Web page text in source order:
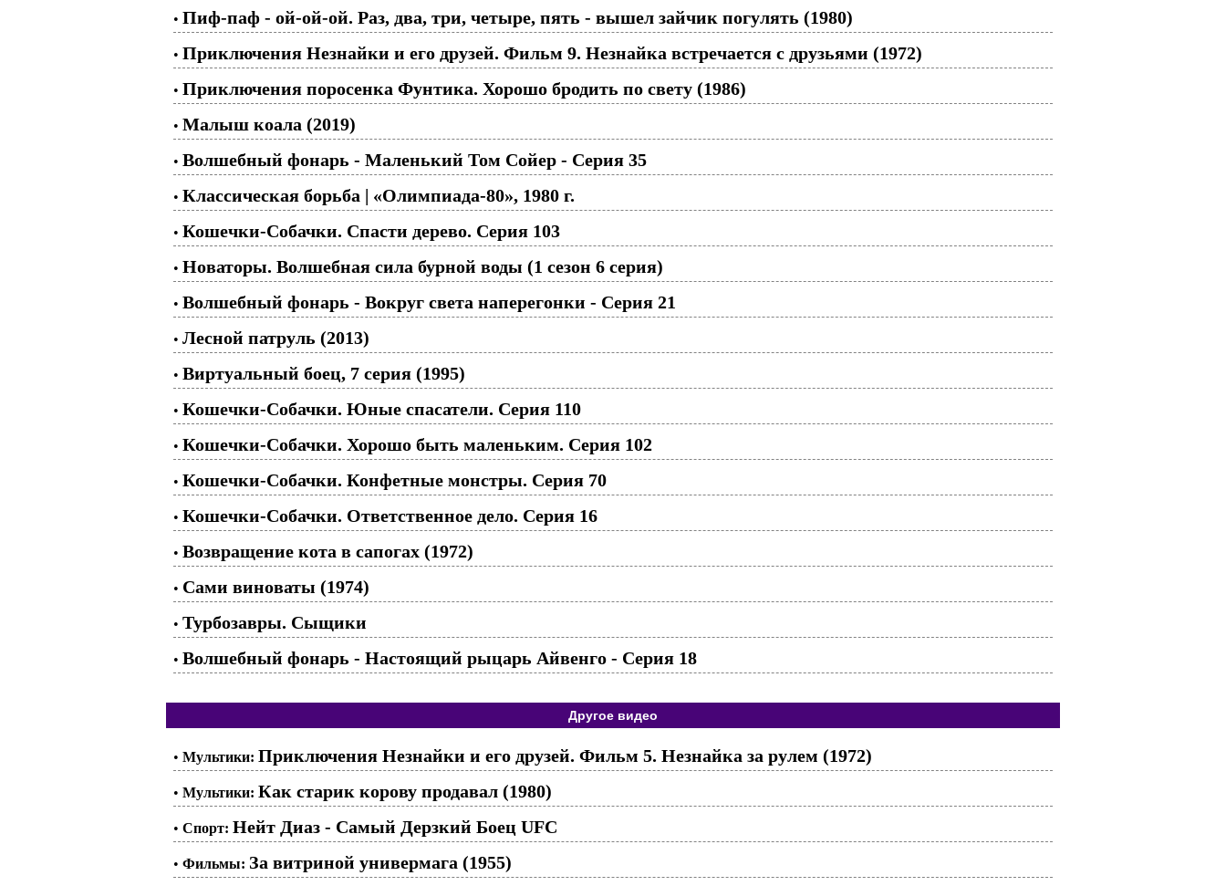
• Пиф-паф - ой-ой-ой. Раз, два, три, четыре, пять - вышел зайчик погулять (1980)
• Приключения Незнайки и его друзей. Фильм 9. Незнайка встречается с друзьями (1972)
• Приключения поросенка Фунтика. Хорошо бродить по свету (1986)
• Малыш коала (2019)
• Волшебный фонарь - Маленький Том Сойер - Серия 35
• Классическая борьба | «Олимпиада-80», 1980 г.
• Кошечки-Собачки. Спасти дерево. Серия 103
• Новаторы. Волшебная сила бурной воды (1 сезон 6 серия)
• Волшебный фонарь - Вокруг света наперегонки - Серия 21
• Лесной патруль (2013)
• Виртуальный боец, 7 серия (1995)
• Кошечки-Собачки. Юные спасатели. Серия 110
• Кошечки-Собачки. Хорошо быть маленьким. Серия 102
• Кошечки-Собачки. Конфетные монстры. Серия 70
• Кошечки-Собачки. Ответственное дело. Серия 16
• Возвращение кота в сапогах (1972)
• Сами виноваты (1974)
• Турбозавры. Сыщики
• Волшебный фонарь - Настоящий рыцарь Айвенго - Серия 18
Другое видео
• Мультики: Приключения Незнайки и его друзей. Фильм 5. Незнайка за рулем (1972)
• Мультики: Как старик корову продавал (1980)
• Спорт: Нейт Диаз - Самый Дерзкий Боец UFC
• Фильмы: За витриной универмага (1955)